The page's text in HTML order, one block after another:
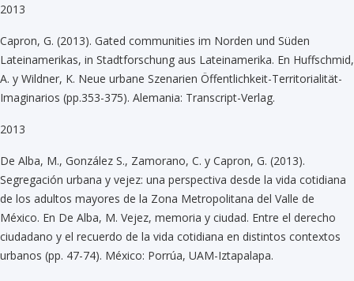
2013
Capron, G. (2013). Gated communities im Norden und Süden
Lateinamerikas, in Stadtforschung aus Lateinamerika. En Huffschmid,
A. y Wildner, K. Neue urbane Szenarien Öffentlichkeit-Territorialität-
Imaginarios (pp.353-375). Alemania: Transcript-Verlag.
2013
De Alba, M., González S., Zamorano, C. y Capron, G. (2013).
Segregación urbana y vejez: una perspectiva desde la vida cotidiana
de los adultos mayores de la Zona Metropolitana del Valle de
México. En De Alba, M. Vejez, memoria y ciudad. Entre el derecho
ciudadano y el recuerdo de la vida cotidiana en distintos contextos
urbanos (pp. 47-74). México: Porrúa, UAM-Iztapalapa.